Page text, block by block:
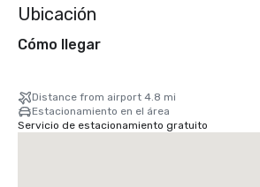
Ubicación
Cómo llegar
Distance from airport 4.8 mi
Estacionamiento en el área
Servicio de estacionamiento gratuito